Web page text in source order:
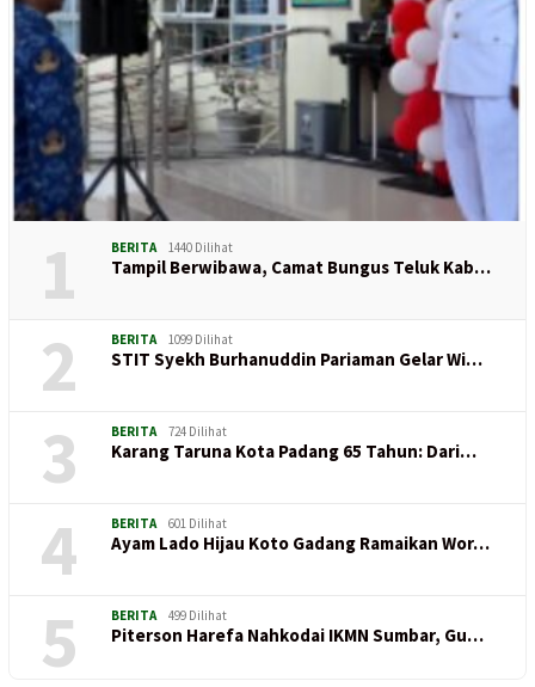
1 BERITA 1440 Dilihat
Tampil Berwibawa, Camat Bungus Teluk Kab…
2 BERITA 1099 Dilihat
STIT Syekh Burhanuddin Pariaman Gelar Wi…
3 BERITA 724 Dilihat
Karang Taruna Kota Padang 65 Tahun: Dari…
4 BERITA 601 Dilihat
Ayam Lado Hijau Koto Gadang Ramaikan Wor…
5 BERITA 499 Dilihat
Piterson Harefa Nahkodai IKMN Sumbar, Gu…